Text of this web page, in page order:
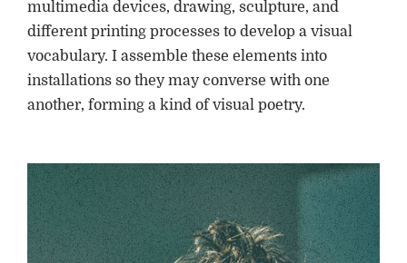
multimedia devices, drawing, sculpture, and
different printing processes to develop a visual
vocabulary. I assemble these elements into
installations so they may converse with one
another, forming a kind of visual poetry.